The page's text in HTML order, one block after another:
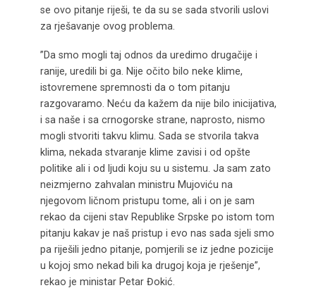
se ovo pitanje riješi, te da su se sada stvorili uslovi
za rješavanje ovog problema.
”Da smo mogli taj odnos da uredimo drugačije i
ranije, uredili bi ga. Nije očito bilo neke klime,
istovremene spremnosti da o tom pitanju
razgovaramo. Neću da kažem da nije bilo inicijativa,
i sa naše i sa crnogorske strane, naprosto, nismo
mogli stvoriti takvu klimu. Sada se stvorila takva
klima, nekada stvaranje klime zavisi i od opšte
politike ali i od ljudi koju su u sistemu. Ja sam zato
neizmjerno zahvalan ministru Mujoviću na
njegovom ličnom pristupu tome, ali i on je sam
rekao da cijeni stav Republike Srpske po istom tom
pitanju kakav je naš pristup i evo nas sada sjeli smo
pa riješili jedno pitanje, pomjerili se iz jedne pozicije
u kojoj smo nekad bili ka drugoj koja je rješenje”,
rekao je ministar Petar Đokić.